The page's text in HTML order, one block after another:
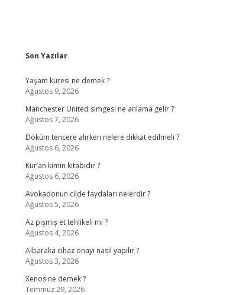
Sidebar
Son Yazılar
Yaşam küresi ne demek ?
Ağustos 9, 2026
Manchester United simgesi ne anlama gelir ?
Ağustos 7, 2026
Döküm tencere alırken nelere dikkat edilmeli ?
Ağustos 6, 2026
Kur’an kimin kitabıdır ?
Ağustos 6, 2026
Avokadonun cilde faydaları nelerdir ?
Ağustos 5, 2026
Az pişmiş et tehlikeli mi ?
Ağustos 4, 2026
Albaraka cihaz onayı nasıl yapılır ?
Ağustos 3, 2026
Xenos ne demek ?
Temmuz 29, 2026